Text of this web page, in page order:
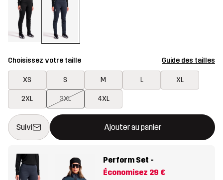
Choisissez votre taille Guide des tailles
XS S M L XL
2XL 3XL 4XL
Suivi Ajouter au panier
Ce bouton ouvrira une fenêtre modale confirmant un nouvel
{{taille}} non disponible
Perform Set -
Économisez 29 €